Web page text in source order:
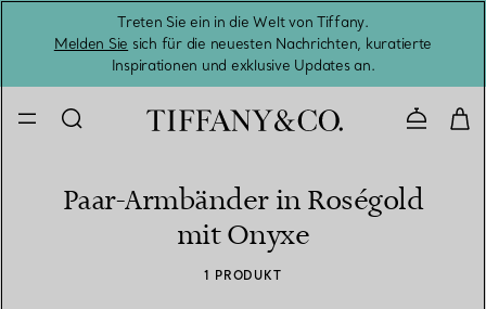
Treten Sie ein in die Welt von Tiffany.
Melden Sie sich für die neuesten Nachrichten, kuratierte
Inspirationen und exklusive Updates an.
Paar-Armbänder in Roségold
mit Onyxe
1 PRODUKT